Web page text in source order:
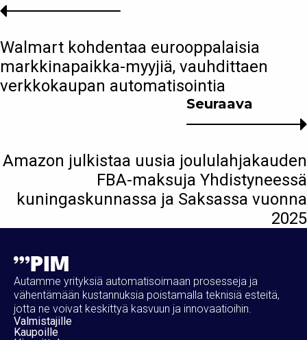
Seuraava
Amazon julkistaa uusia joululahjakauden
FBA-maksuja Yhdistyneessä
kuningaskunnassa ja Saksassa vuonna
2025
Walmart kohdentaa eurooppalaisia
markkinapaikka-myyjiä, vauhdittaen
verkkokaupan automatisointia
Autamme yrityksiä automatisoimaan prosesseja ja
vähentämään kustannuksia poistamalla teknisiä esteitä,
jotta ne voivat keskittyä kasvuun ja innovaatioihin.
Valmistajille
Kaupoille